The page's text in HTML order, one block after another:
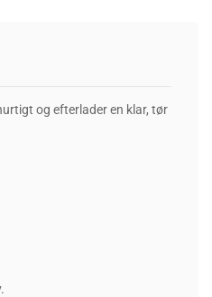
og efterlader en klar, tør